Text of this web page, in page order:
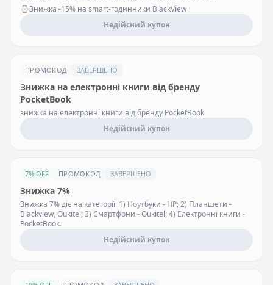
⌚️Знижка -15% на smart-годинники BlackView
Недійсний купон
ПРОМОКОД ЗАВЕРШЕНО
Знижка на електронні книги від бренду
PocketBook
знижка на електронні книги від бренду PocketBook
Недійсний купон
7% OFF ПРОМОКОД ЗАВЕРШЕНО
Знижка 7%
Знижка 7% діє на категорії: 1) Ноутбуки - HP; 2) Планшети -
Blackview, Oukitel; 3) Смартфони - Oukitel; 4) Електронні книги -
PocketBook.
Недійсний купон